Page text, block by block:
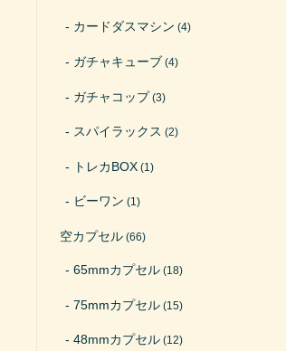
カードダスマシン (4)
ガチャキューブ (4)
ガチャコップ(3)
スパイラックス (2)
トレカBOX (1)
ビーワン (1)
空カプセル (66)
65mmカプセル (18)
75mmカプセル (15)
48mmカプセル (12)